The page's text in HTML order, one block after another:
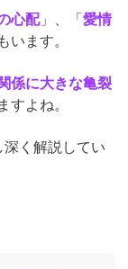
心配」、「愛情
います。
係に大きな亀裂
よね。
く解説してい